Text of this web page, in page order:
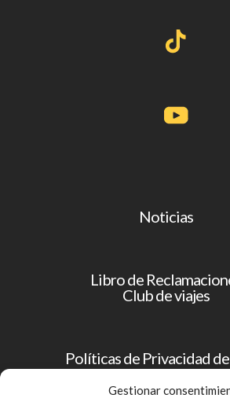
Gestionar
Noticias
Libro de
Club de viajes
Políticas de Privacidad
Operador Turístico